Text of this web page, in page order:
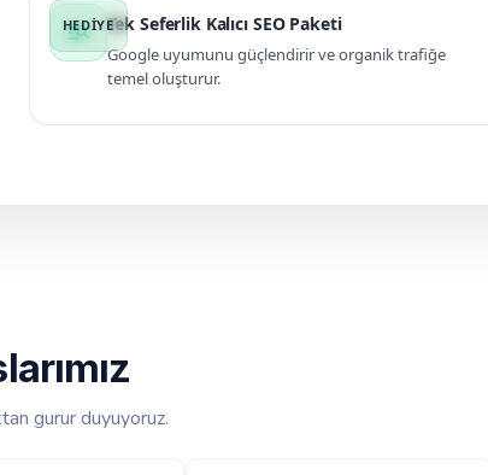
manage_search Tek Seferlik Kalıcı SEO Paketi
Google uyumunu güçlendirir ve organik trafiğe
temel oluşturur.
gurur duyuyoruz.